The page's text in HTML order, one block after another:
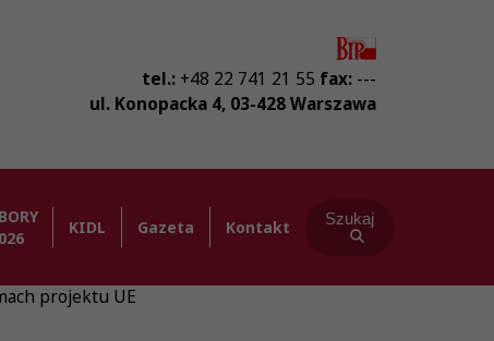
tel.: +48 22 741 21 55 fax: ---
ul. Konopacka 4, 03-428Warszawa
KIDL Gazeta Kontakt Szukaj
projektu UE